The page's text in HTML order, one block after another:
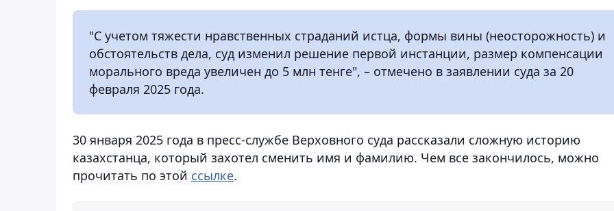
"С учетом тяжести нравственных страданий истца, формы вины (неосторожность) и
обстоятельств дела, суд изменил решение первой инстанции, размер компенсации
морального вреда увеличен до 5 млн тенге", – отмечено в заявлении суда за 20
февраля 2025 года.
30 января 2025 года в пресс-службе Верховного суда рассказали сложную историю
казахстанца, который захотел сменить имя и фамилию. Чем все закончилось, можно
прочитать по этой ссылке.